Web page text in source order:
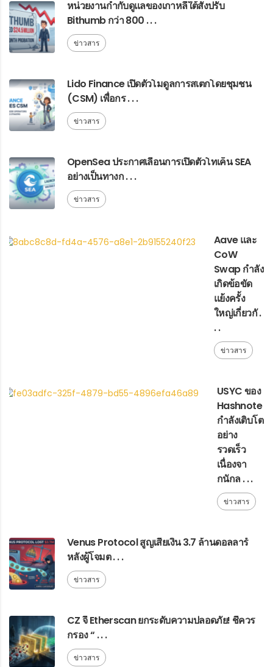
หน่วยงานกำกับดูแลของเกาหลีใต้สั่งปรับ
Bithumb กว่า 800 . . .
ข่าวสาร
Lido Finance เปิดตัวโมดูลการสเตกโดยชุมชน
(CSM) เพื่อกร . . .
ข่าวสาร
OpenSea ประกาศเลื่อนการเปิดตัวโทเค็น SEA
อย่างเป็นทางก . . .
ข่าวสาร
Aave และ
CoW
Swap กำลัง
เกิดข้อขัด
แย้งครั้ง
ใหญ่เกี่ยวกั .
. .
ข่าวสาร
USYC ของ
Hashnote
กำลังเติบโต
อย่าง
รวดเร็ว
เนื่องจา
กนักล . . .
ข่าวสาร
Venus Protocol สูญเสียเงิน 3.7 ล้านดอลลาร์
หลังผู้โจมต . . .
ข่าวสาร
CZ จี้ Etherscan ยกระดับความปลอดภัย! ชี้ควร
กรอง “ . . .
ข่าวสาร